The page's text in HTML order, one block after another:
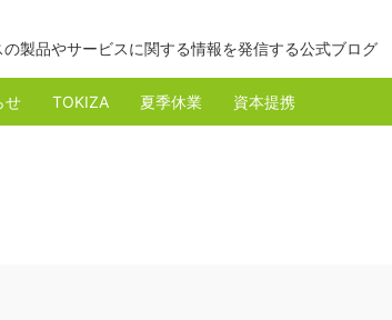
の製品やサービスに関する情報を発信する公式ブログ
せ TOKIZA 夏季休業 資本提携